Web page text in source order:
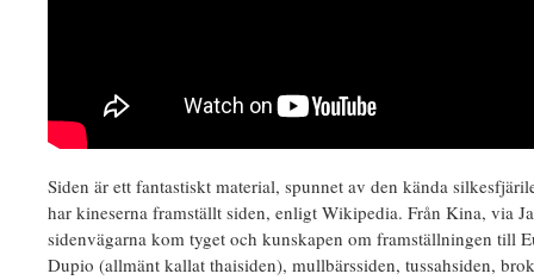
Siden är ett fantastiskt material, spunnet av den kända
har kineserna framställt siden, enligt Wikipedia. Från Kina, via
sidenvägarna kom tyget och kunskapen om framställningen till
Dupio (allmänt kallat thaisiden), mullbärssiden, tussahsiden,